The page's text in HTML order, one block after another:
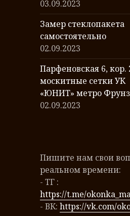
03.09.2023
Замер стеклопакета
самостоятельно
02.09.2023
Парфеновская 6, кор.
москитные сетки УК
«ЮНИТ» метро
02.09.2023
Пишите нам свои
реальном времени:
- ТГ :
https://t.me/
- ВК:https://vk.com/